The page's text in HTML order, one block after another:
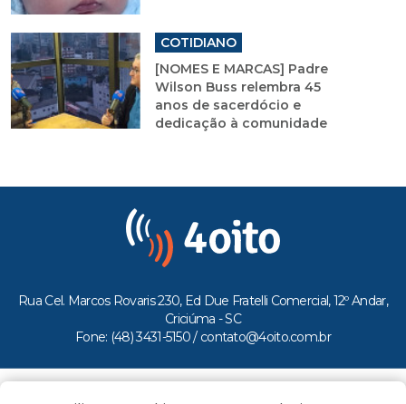
COTIDIANO
[NOMES E MARCAS] Padre
Wilson Buss relembra 45
anos de sacerdócio e
dedicação à comunidade
Rua Cel. Marcos Rovaris 230, Ed Due Fratelli Comercial, 12º Andar,
Criciúma - SC
Fone: (48) 3431-5150 / contato@4oito.com.br